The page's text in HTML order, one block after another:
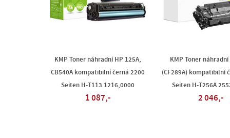
KMP Toner náhradní HP 125A,
CB540A kompatibilní černá 2200
Seiten H-T113 1216,0000
1 087,-
KMP Toner náhradní
(CF289A) kompatibilní
Seiten H-T256A
2 046,-